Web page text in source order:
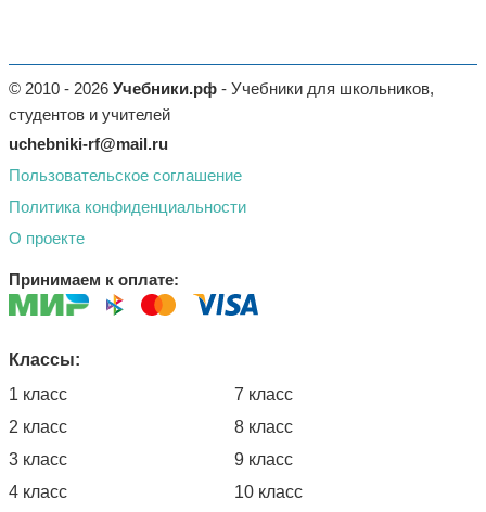
© 2010 - 2026 Учебники.рф - Учебники для школьников,
студентов и учителей
uchebniki-rf@mail.ru
Пользовательское соглашение
Политика конфиденциальности
О проекте
Принимаем к оплате:
Классы:
1 класс
2 класс
3 класс
4 класс
7 класс
8 класс
9 класс
10 класс